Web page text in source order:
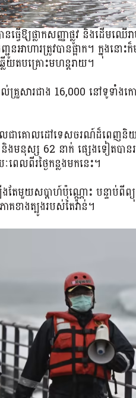
វើឱ្យផ្លាកសញ្ញាផ្លូវ និងដើមឈើ
អាហារត្រូវបានផ្អាក។ ក្នុងនោ
ើយ​តប​គ្រោះ​មហន្តរាយ។
គ្រួសារជាង 16,000 នៅទូទាំងក
ជាគោលដៅទេសចរណ៍ដ៏ពេញនិយ
មនុស្ស 62 នាក់ ផ្សេងទៀតបានរ
ពេលពីរថ្ងៃកន្លងមកនេះ។
មួយសប្តាហ៍ប៉ុណ្ណោះ បន្ទាប់ពីព្យុ
គខាងត្បូងរបស់តៃវ៉ាន់។